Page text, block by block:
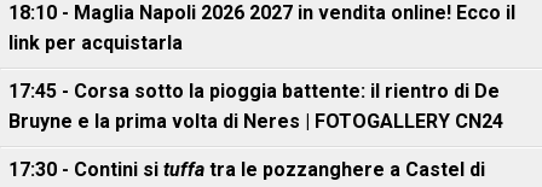
18:10 - Maglia Napoli 2026 2027 in vendita online! Ecco il
link per acquistarla
17:45 - Corsa sotto la pioggia battente: il rientro di De
Bruyne e la prima volta di Neres | FOTOGALLERY CN24
17:30 - Contini si tuffa tra le pozzanghere a Castel di